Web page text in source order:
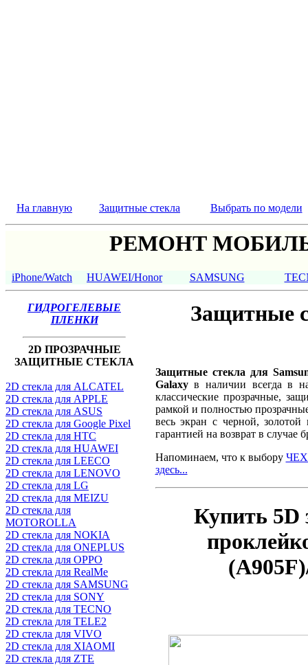
На главную Защитные стекла Выбрать по модели
РЕМОНТ
iPhone/Watch HUAWEI/Honor SAMSUNG
ГИДРОГЕЛЕВЫЕ
ПЛЕНКИ
2D ПРОЗРАЧНЫЕ
ЗАЩИТНЫЕ СТЕКЛА
2D стекла для ALCATEL
2D стекла для APPLE
2D стекла для ASUS
2D стекла для Google Pixel
2D стекла для HTC
2D стекла для HUAWEI
2D стекла для LEECO
2D стекла для LENOVO
2D стекла для LG
2D стекла для MEIZU
2D стекла для
MOTOROLLA
2D стекла для NOKIA
2D стекла для ONEPLUS
2D стекла для OPPO
2D стекла для RealMe
2D стекла для SAMSUNG
2D стекла для SONY
2D стекла для TECNO
2D стекла для TELE2
2D стекла для VIVO
2D стекла для XIAOMI
2D стекла для ZTE
Защитные
Защитные стекла для
Galaxyв наличии всегда в
классические прозрачные,
рамкой и полностью
весь экран с черной,
гарантией на возврат в случае
Напоминаем, что к выбору
здесь...
Купить 5D